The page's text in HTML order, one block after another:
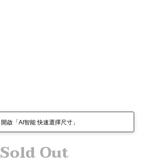
開啟「AI智能 快速選擇尺寸」
Sold Out